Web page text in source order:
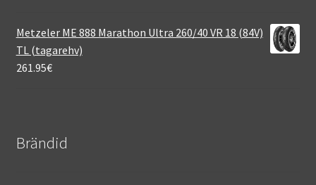
Metzeler ME 888 Marathon Ultra 260/40 VR 18 (84V)
TL (tagarehv)
261.95€
Brändid